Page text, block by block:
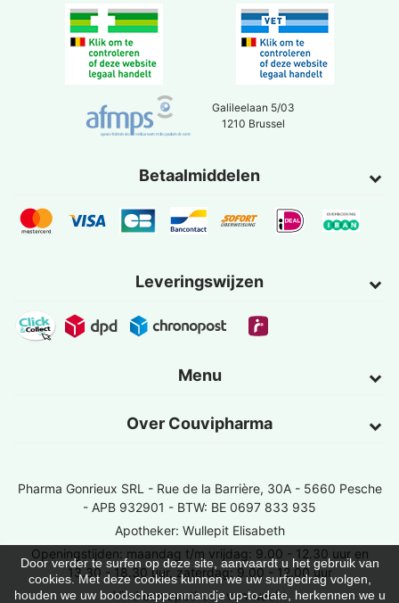
Galileelaan 5/03
1210 Brussel
Betaalmiddelen
Leveringswijzen
Menu
Over Couvipharma
Door verder te surfen op deze site, aanvaardt u het gebruik van
cookies. Met deze cookies kunnen we uw surfgedrag volgen,
houden we uw boodschappenmandje up-to-date, herkennen we u
Pharma Gonrieux SRL - Rue de la Barrière, 30A - 5660 Pesche
- APB 932901 - BTW: BE 0697 833 935
Apotheker: Wullepit Elisabeth
Openingstijden: maandag t/m vrijdag: 9.00 - 12.30 uur en
13.30 - 18.30 uur, zaterdag: 9.00 - 12.00 uur
Vind een apotheek van wacht